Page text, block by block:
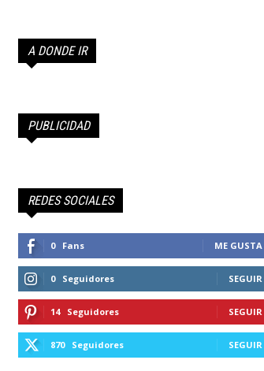
A DONDE IR
PUBLICIDAD
REDES SOCIALES
0 Fans ME GUSTA
0 Seguidores SEGUIR
14 Seguidores SEGUIR
870 Seguidores SEGUIR